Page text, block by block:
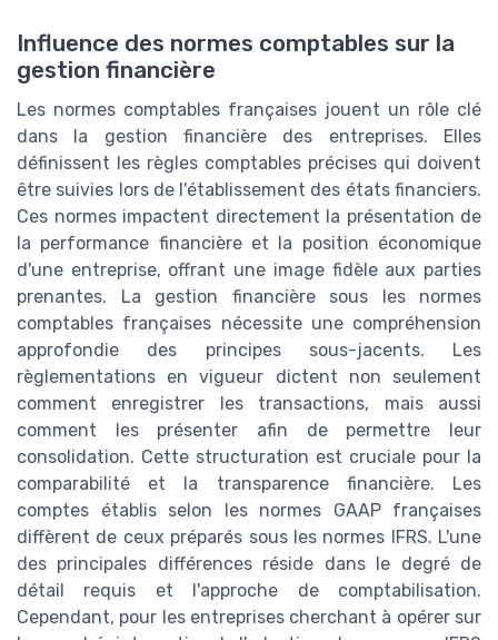
Influence des normes comptables sur la
gestion financière
Les normes comptables françaises jouent un rôle clé
dans la gestion financière des entreprises. Elles
définissent les règles comptables précises qui doivent
être suivies lors de l'établissement des états financiers.
Ces normes impactent directement la présentation de
la performance financière et la position économique
d'une entreprise, offrant une image fidèle aux parties
prenantes. La gestion financière sous les normes
comptables françaises nécessite une compréhension
approfondie des principes sous-jacents. Les
règlementations en vigueur dictent non seulement
comment enregistrer les transactions, mais aussi
comment les présenter afin de permettre leur
consolidation. Cette structuration est cruciale pour la
comparabilité et la transparence financière. Les
comptes établis selon les normes GAAP françaises
diffèrent de ceux préparés sous les normes IFRS. L'une
des principales différences réside dans le degré de
détail requis et l'approche de comptabilisation.
Cependant, pour les entreprises cherchant à opérer sur